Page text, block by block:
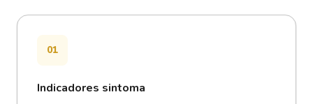
01
Indicadores sintoma